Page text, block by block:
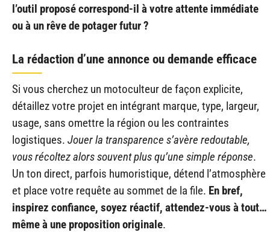
l’outil proposé correspond-il à votre attente immédiate
ou à un rêve de potager futur ?
La rédaction d’une annonce ou demande efficace
Si vous cherchez un motoculteur de façon explicite,
détaillez votre projet en intégrant marque, type, largeur,
usage, sans omettre la région ou les contraintes
logistiques. Jouer la transparence s’avère redoutable,
vous récoltez alors souvent plus qu’une simple réponse.
Un ton direct, parfois humoristique, détend l’atmosphère
et place votre requête au sommet de la file. En bref,
inspirez confiance, soyez réactif, attendez-vous à tout…
même à une proposition originale.